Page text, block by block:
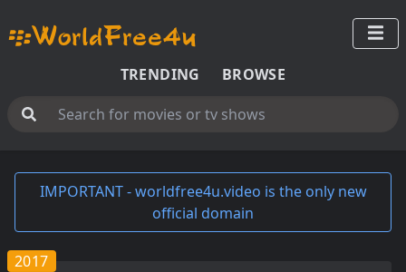
TRENDING BROWSE
IMPORTANT - worldfree4u.video is the only new
official domain
2017